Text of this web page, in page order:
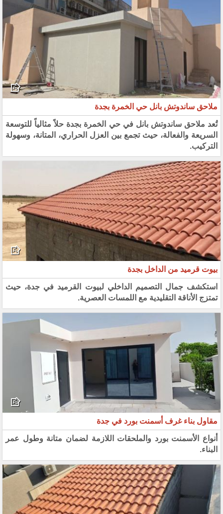
ملاحق ساندوتش بانل حي الخمرة بجدة
تُعد ملاحق ساندوتش بانل في حي الخمرة بجدة حلاً مثالياً للتوسعة
السريعة والفعالة، حيث تجمع بين العزل الحراري، المتانة، وسهولة
التركيب.
بيوت قرميد من الداخل بجدة
استكشف جمال التصميم الداخلي لبيوت القرميد في جدة، حيث
تمتزج الأناقة التقليدية مع اللمسات العصرية.
مقاول بناء غرف أسمنت بورد في جدة
أنواع الأسمنت بورد والملحقات اللازمة لضمان متانة وطول عمر
البناء.